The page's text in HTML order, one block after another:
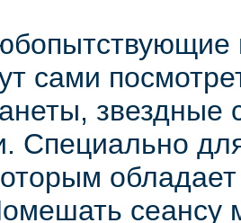
сами
звездные
Специально
сеансу